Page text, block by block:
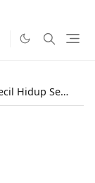
dengan Makan Sayur dan Buah